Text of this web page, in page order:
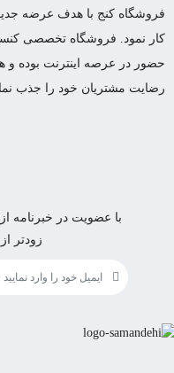
فروشگاه كنج با هدف عرضه
كار نمود. فروشگاه تخصصی
حضور در عرصه اینترنت بوده و
رضایت مشتریان خود را جذب
با عضویت در خبرنامه
زودتر